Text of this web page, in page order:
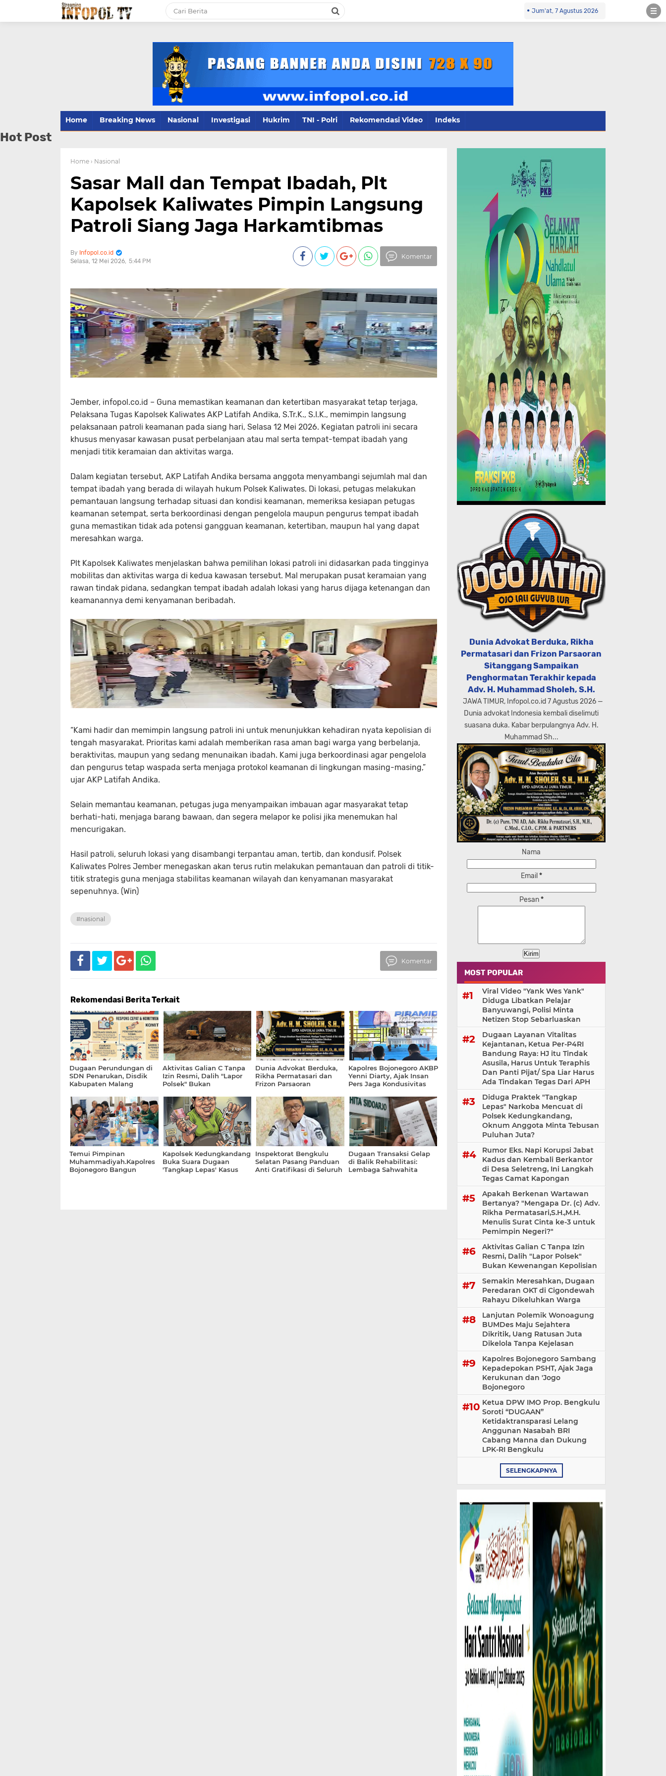
infopol.co.id Kontak Redaksi- 085784424805 wa
Jum'at, 7 Agustus 2026
Home Breaking News Nasional Investigasi Hukrim TNI - Polri Rekomendasi Video Indeks
Hot Post
Home › Nasional
Sasar Mall dan Tempat Ibadah, Plt
Kapolsek Kaliwates Pimpin Langsung
Patroli Siang Jaga Harkamtibmas
Infopol.co.id
Selasa, 12 Mei 2026 5:44 PM
Komentar
Jember, infopol.co.id – Guna memastikan keamanan dan ketertiban masyarakat tetap terjaga,
Pelaksana Tugas Kapolsek Kaliwates AKP Latifah Andika, S.Tr.K., S.I.K., memimpin langsung
pelaksanaan patroli keamanan pada siang hari, Selasa 12 Mei 2026. Kegiatan patroli ini secara
khusus menyasar kawasan pusat perbelanjaan atau mal serta tempat-tempat ibadah yang
menjadi titik keramaian dan aktivitas warga.
Dalam kegiatan tersebut, AKP Latifah Andika bersama anggota menyambangi sejumlah mal dan
tempat ibadah yang berada di wilayah hukum Polsek Kaliwates. Di lokasi, petugas melakukan
pemantauan langsung terhadap situasi dan kondisi keamanan, memeriksa kesiapan petugas
keamanan setempat, serta berkoordinasi dengan pengelola maupun pengurus tempat ibadah
guna memastikan tidak ada potensi gangguan keamanan, ketertiban, maupun hal yang dapat
meresahkan warga.
Plt Kapolsek Kaliwates menjelaskan bahwa pemilihan lokasi patroli ini didasarkan pada tingginya
mobilitas dan aktivitas warga di kedua kawasan tersebut. Mal merupakan pusat keramaian yang
rawan tindak pidana, sedangkan tempat ibadah adalah lokasi yang harus dijaga ketenangan dan
keamanannya demi kenyamanan beribadah.
“Kami hadir dan memimpin langsung patroli ini untuk menunjukkan kehadiran nyata kepolisian di
tengah masyarakat. Prioritas kami adalah memberikan rasa aman bagi warga yang berbelanja,
beraktivitas, maupun yang sedang menunaikan ibadah. Kami juga berkoordinasi agar pengelola
dan pengurus tetap waspada serta menjaga protokol keamanan di lingkungan masing-masing,”
ujar AKP Latifah Andika.
Selain memantau keamanan, petugas juga menyampaikan imbauan agar masyarakat tetap
berhati-hati, menjaga barang bawaan, dan segera melapor ke polisi jika menemukan hal
mencurigakan.
Hasil patroli, seluruh lokasi yang disambangi terpantau aman, tertib, dan kondusif. Polsek
Kaliwates Polres Jember menegaskan akan terus rutin melakukan pemantauan dan patroli di titik-
titik strategis guna menjaga stabilitas keamanan wilayah dan kenyamanan masyarakat
sepenuhnya. (Win)
#nasional
Komentar
Rekomendasi Berita Terkait
Dugaan Perundungan di
SDN Penarukan, Disdik
Kabupaten Malang
Toleransi Bagi Pelaku
Aktivitas Galian C Tanpa
Izin Resmi, Dalih "Lapor
Polsek" Bukan
Dunia Advokat Berduka,
Rikha Permatasari dan
Frizon Parsaoran
Penghormatan Terakhir
kepada Adv. H.
Muhammad Sholeh, S.H.
Kapolres Bojonegoro AKBP
Yenni Diarty, Ajak Insan
Pers Jaga Kondusivitas
Temui Pimpinan
Muhammadiyah.Kapolres
Bojonegoro Bangun
Kapolsek Kedungkandang
Buka Suara Dugaan
'Tangkap Lepas' Kasus
Inspektorat Bengkulu
Selatan Pasang Panduan
Anti Gratifikasi di Seluruh
Dugaan Transaksi Gelap
di Balik Rehabilitasi:
Lembaga Sahwahita
Dunia Advokat Berduka, Rikha
Permatasari dan Frizon Parsaoran
Sitanggang Sampaikan
Penghormatan Terakhir kepada
Adv. H. Muhammad Sholeh, S.H.
JAWA TIMUR, Infopol.co.id 7 Agustus 2026 —
Dunia advokat Indonesia kembali diselimuti
suasana duka. Kabar berpulangnya Adv. H.
Muhammad Sh...
Nama
Email *
Pesan*
MOST POPULAR
Viral Video "Yank Wes Yank"
Diduga Libatkan Pelajar
Banyuwangi, Polisi Minta
Netizen Stop Sebarluaskan
Dugaan Layanan Vitalitas
Kejantanan, Ketua Per-P4RI
Bandung Raya: HJ itu Tindak
Asusila, Harus Untuk Teraphis
Dan Panti Pijat/ Spa Liar Harus
Ada Tindakan Tegas Dari APH
Diduga Praktek "Tangkap
Lepas" Narkoba Mencuat di
Polsek Kedungkandang,
Oknum Anggota Minta Tebusan
Puluhan Juta?
Rumor Eks. Napi Korupsi Jabat
Kadus dan Kembali Berkantor
di Desa Seletreng, Ini Langkah
Tegas Camat Kapongan
Apakah Berkenan Wartawan
Bertanya? "Mengapa Dr. (c) Adv.
Rikha Permatasari,S.H.,M.H.
Menulis Surat Cinta ke-3 untuk
Pemimpin Negeri?"
Aktivitas Galian C Tanpa Izin
Resmi, Dalih "Lapor Polsek"
Bukan Kewenangan Kepolisian
Semakin Meresahkan, Dugaan
Peredaran OKT di Cigondewah
Rahayu Dikeluhkan Warga
Lanjutan Polemik Wonoagung
BUMDes Maju Sejahtera
Dikritik, Uang Ratusan Juta
Dikelola Tanpa Kejelasan
Kapolres Bojonegoro Sambang
Kepadepokan PSHT, Ajak Jaga
Kerukunan dan 'Jogo
Bojonegoro
Ketua DPW IMO Prop. Bengkulu
Soroti “DUGAAN”
Ketidaktransparasi Lelang
Anggunan Nasabah BRI
Cabang Manna dan Dukung
LPK-RI Bengkulu
SELENGKAPNYA